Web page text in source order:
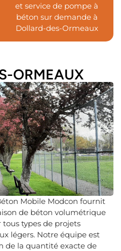
et service de pompe à
béton sur demande à
Dollard-des-Ormeaux
ORMEAUX
Mobile Modcon fournit
de béton volumétrique
types de projets
légers. Notre équipe est
de la quantité exacte de